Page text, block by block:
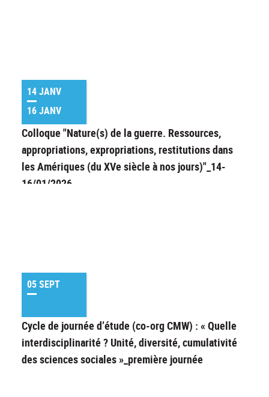
14 JANV
16 JANV
Colloque "Nature(s) de la guerre. Ressources,
appropriations, expropriations, restitutions dans
les Amériques (du XVe siècle à nos jours)"_14-
16/01/2026
05 SEPT
Cycle de journée d’étude (co-org CMW) : « Quelle
interdisciplinarité ? Unité, diversité, cumulativité
des sciences sociales »_première journée